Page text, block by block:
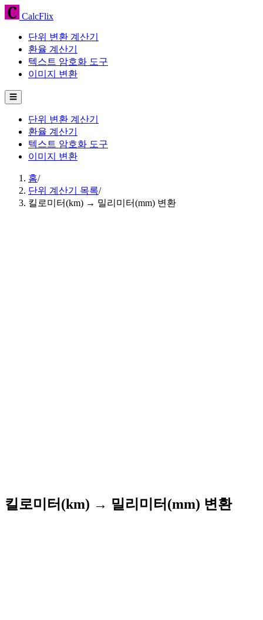
CalcFlix
단위 변환 계산기
환율 계산기
텍스트 암호화 도구
이미지 변환
☰
단위 변환 계산기
환율 계산기
텍스트 암호화 도구
이미지 변환
홈/
단위 계산기 목록/
킬로미터(km) → 밀리미터(mm) 변환
킬로미터(km) → 밀리미터(mm) 변환